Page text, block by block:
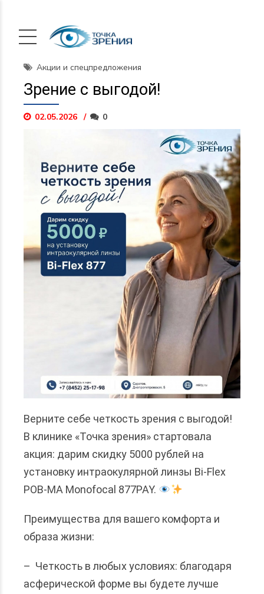
Акции и спецпредложения
Зрение с выгодой!
02.05.2026 0
Верните себе четкость зрения с выгодой!
В клинике «Точка зрения» стартовала
акция: дарим скидку 5000 рублей на
установку интраокулярной линзы Bi-Flex
POB-MA Monofocal 877PAY.
Преимущества для вашего комфорта и
образа жизни:
– Четкость в любых условиях: благодаря
асферической форме вы будете лучше